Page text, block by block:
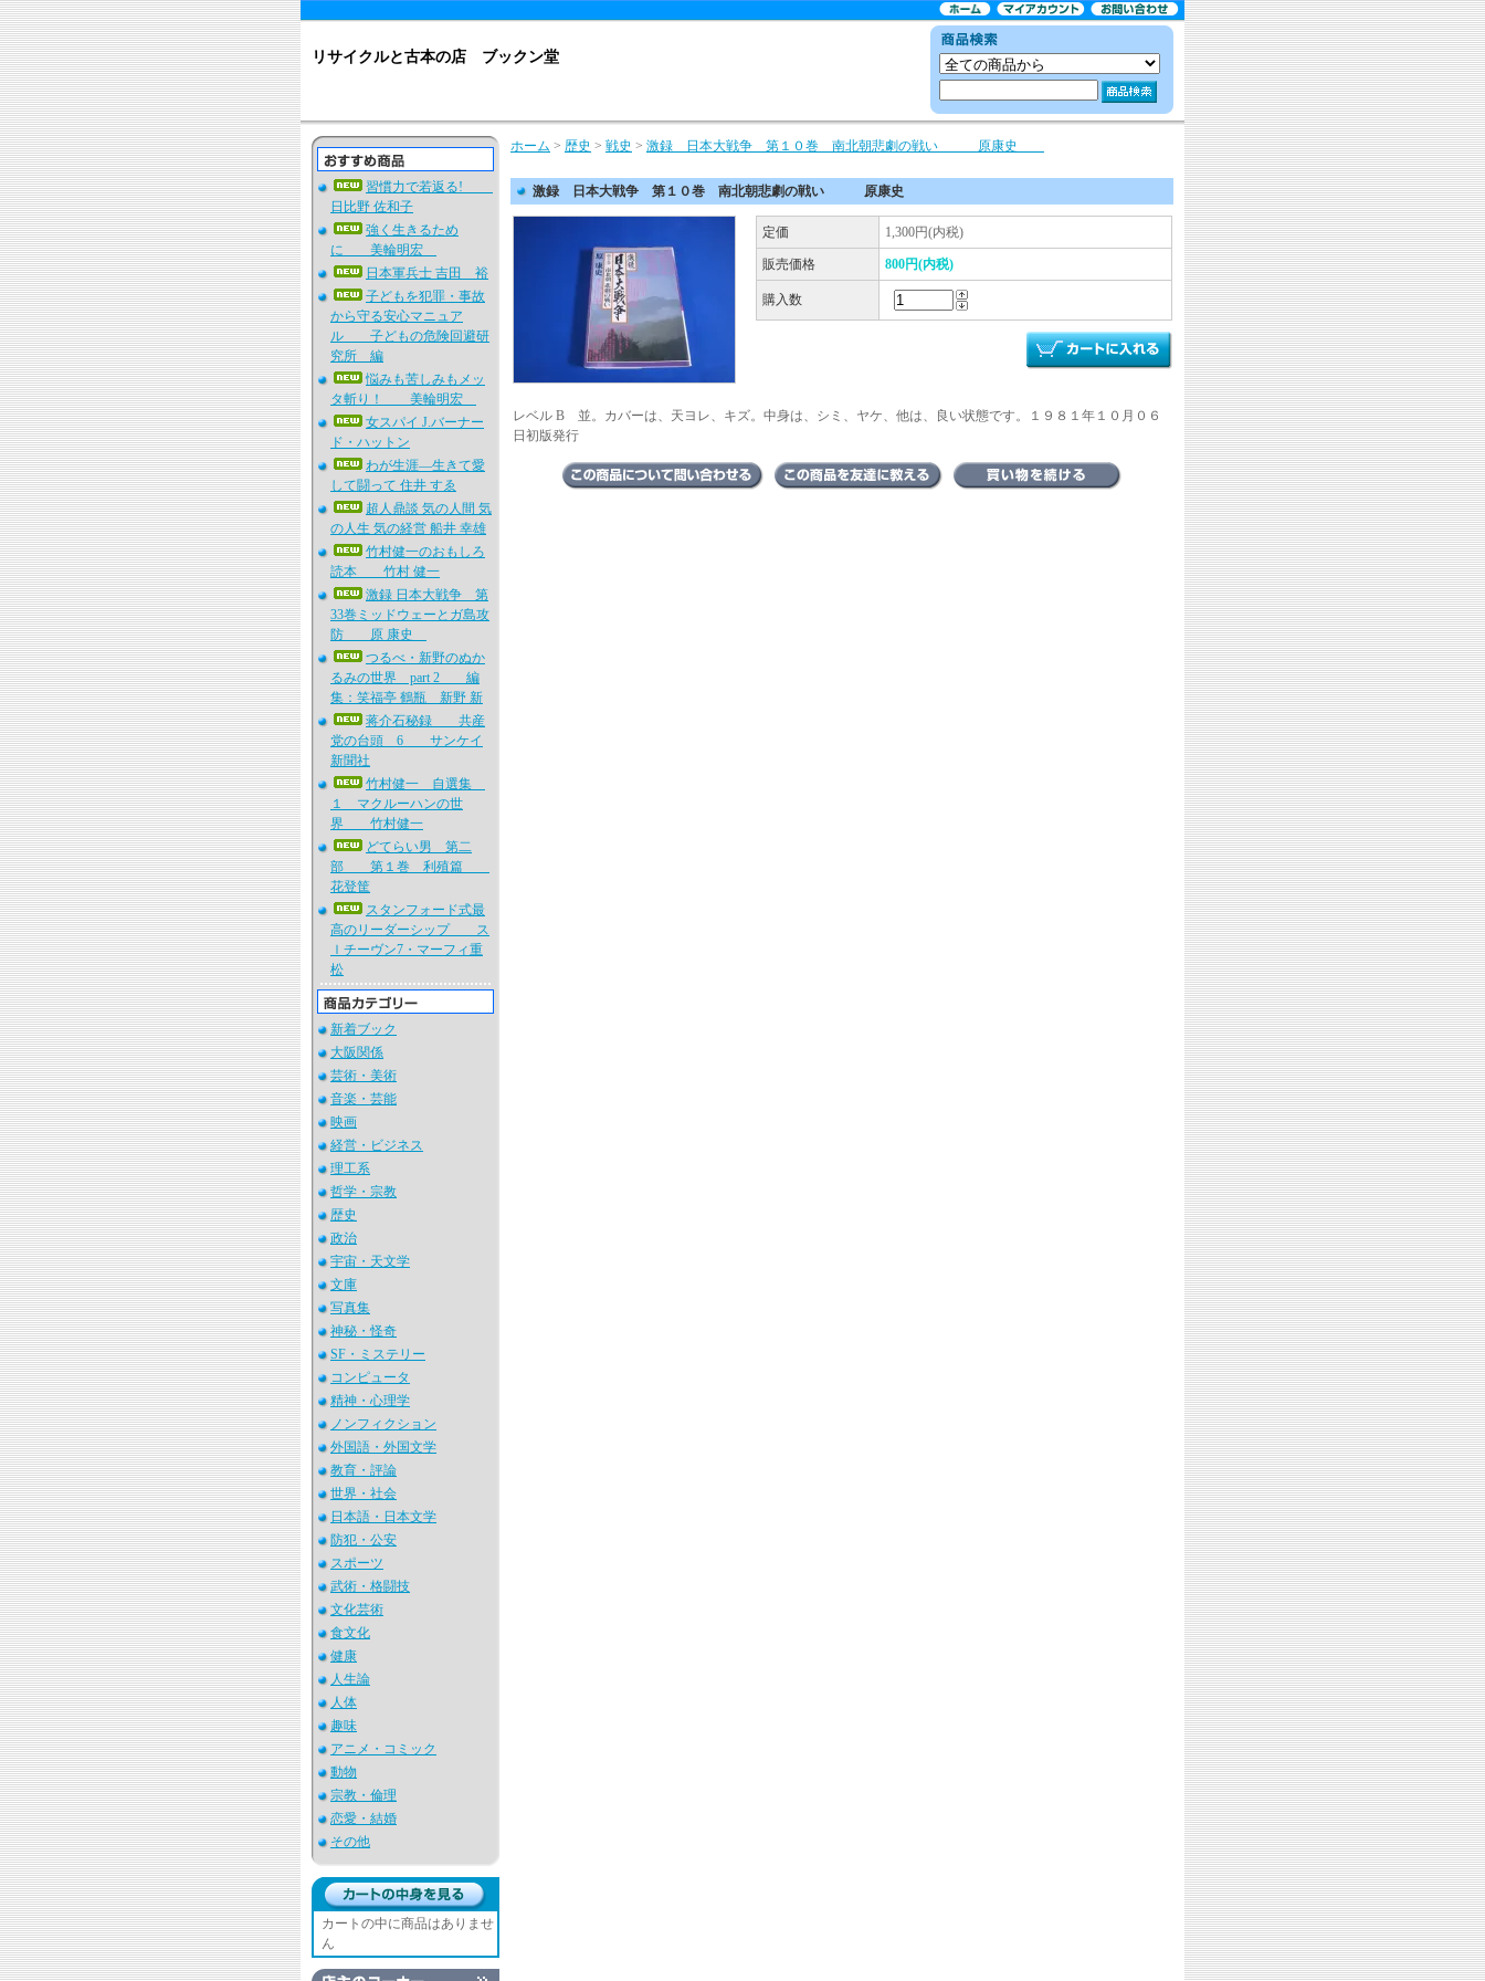
リサイクルと古本の店 ブックン堂
習慣力で若返る!
日比野 佐和子
強く生きるため
に 美輪明宏
日本軍兵士 吉田 裕
子どもを犯罪・事故
から守る安心マニュア
ル 子どもの危険回避研
究所 編
悩みも苦しみもメッ
タ斬り！ 美輪明宏
女スパイ J.バーナー
ド・ハットン
わが生涯―生きて愛
して闘って 住井 すゑ
超人鼎談 気の人間 気
の人生 気の経営 船井 幸雄
竹村健一のおもしろ
読本 竹村 健一
激録 日本大戦争 第
33巻ミッドウェーとガ島攻
防 原 康史
つるべ・新野のぬか
るみの世界 part 2 編
集：笑福亭 鶴瓶 新野 新
蒋介石秘録 共産
党の台頭 6 サンケイ
新聞社
竹村健一 自選集
１ マクルーハンの世
界 竹村健一
どてらい男 第二
部 第１巻 利殖篇
花登筐
スタンフォード式最
高のリーダーシップ ス
ｌチーヴン7・マーフィ重
松
新着ブック
大阪関係
芸術・美術
音楽・芸能
映画
経営・ビジネス
理工系
哲学・宗教
歴史
政治
宇宙・天文学
文庫
写真集
神秘・怪奇
SF・ミステリー
コンピュータ
精神・心理学
ノンフィクション
外国語・外国文学
教育・評論
世界・社会
日本語・日本文学
防犯・公安
スポーツ
武術・格闘技
文化芸術
食文化
健康
人生論
人体
趣味
アニメ・コミック
動物
宗教・倫理
恋愛・結婚
その他
カートの中に商品はありませ
ん
ホーム > 歴史 > 戦史 > 激録 日本大戦争 第１０巻 南北朝悲劇の戦い 原康史
激録 日本大戦争 第１０巻 南北朝悲劇の戦い 原康史
定価 1,300円(内税)
販売価格 800円(内税)
購入数
レベル B 並。カバーは、天ヨレ、キズ。中身は、シミ、ヤケ、他は、良い状態です。１９８１年１０月０６
日初版発行